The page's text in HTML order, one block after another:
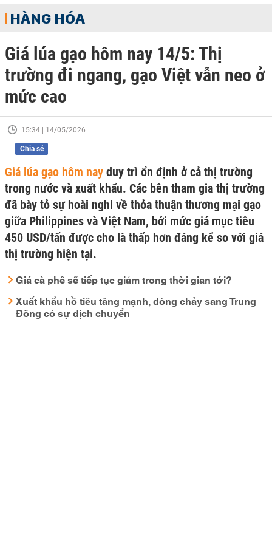
HÀNG HÓA
Giá lúa gạo hôm nay 14/5: Thị
trường đi ngang, gạo Việt vẫn neo ở
mức cao
15:34 | 14/05/2026
Chia sẻ
Giá lúa gạo hôm nay duy trì ổn định ở cả thị trường
trong nước và xuất khẩu. Các bên tham gia thị trường
đã bày tỏ sự hoài nghi về thỏa thuận thương mại gạo
giữa Philippines và Việt Nam, bởi mức giá mục tiêu
450 USD/tấn được cho là thấp hơn đáng kể so với giá
thị trường hiện tại.
Giá cà phê sẽ tiếp tục giảm trong thời gian tới?
Xuất khẩu hồ tiêu tăng mạnh, dòng chảy sang Trung
Đông có sự dịch chuyển